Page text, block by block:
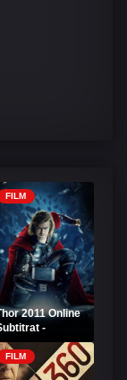
FILM
2011 Online
-
FILM